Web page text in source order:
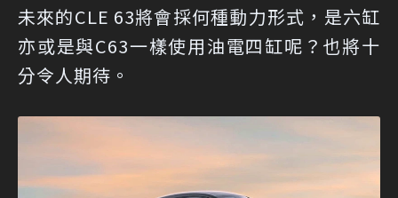
未來的CLE 63將會採何種動力形式，是六缸
亦或是與C63一樣使用油電四缸呢？也將十
分令人期待。